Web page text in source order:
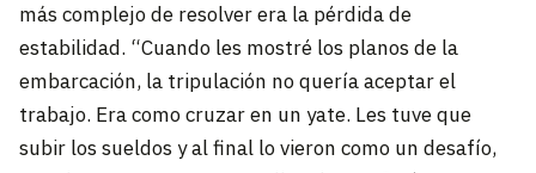
más complejo de resolver era la pérdida de
estabilidad. “Cuando les mostré los planos de la
embarcación, la tripulación no quería aceptar el
trabajo. Era como cruzar en un yate. Les tuve que
subir los sueldos y al final lo vieron como un desafío,